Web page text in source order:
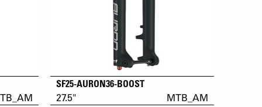
SF25-AURON36-BOOST
27.5" MTB_AM